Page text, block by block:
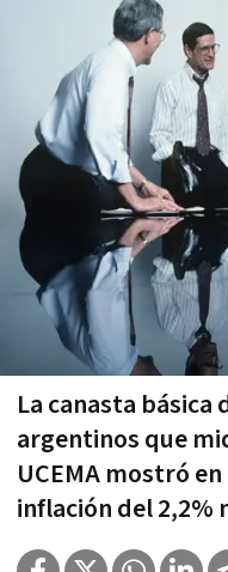
La canasta básica
argentinos que
UCEMA mostró
inflación del 2,2%